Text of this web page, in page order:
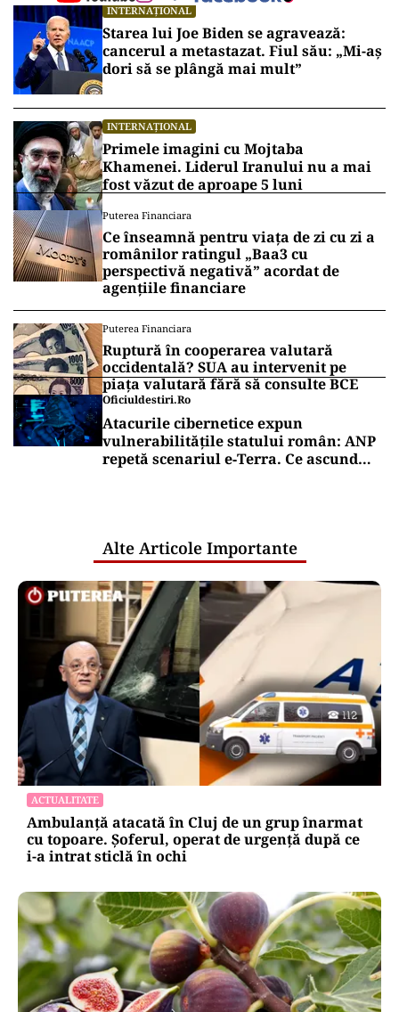
INTERNAȚIONAL
Starea lui Joe Biden se agravează:
cancerul a metastazat. Fiul său: „Mi-aș
dori să se plângă mai mult”
INTERNAȚIONAL
Primele imagini cu Mojtaba
Khamenei. Liderul Iranului nu a mai
fost văzut de aproape 5 luni
Puterea Financiara
Ce înseamnă pentru viața de zi cu zi a
românilor ratingul „Baa3 cu
perspectivă negativă” acordat de
agențiile financiare
Puterea Financiara
Ruptură în cooperarea valutară
occidentală? SUA au intervenit pe
piața valutară fără să consulte BCE
Oficiuldestiri.ro
Atacurile cibernetice expun
vulnerabilitățile statului român: ANP
repetă scenariul e‑Terra. Ce ascund
Alte Articole Importante
ACTUALITATE
Ambulanță atacată în Cluj de un grup înarmat
cu topoare. Șoferul, operat de urgență după ce
i-a intrat sticlă în ochi